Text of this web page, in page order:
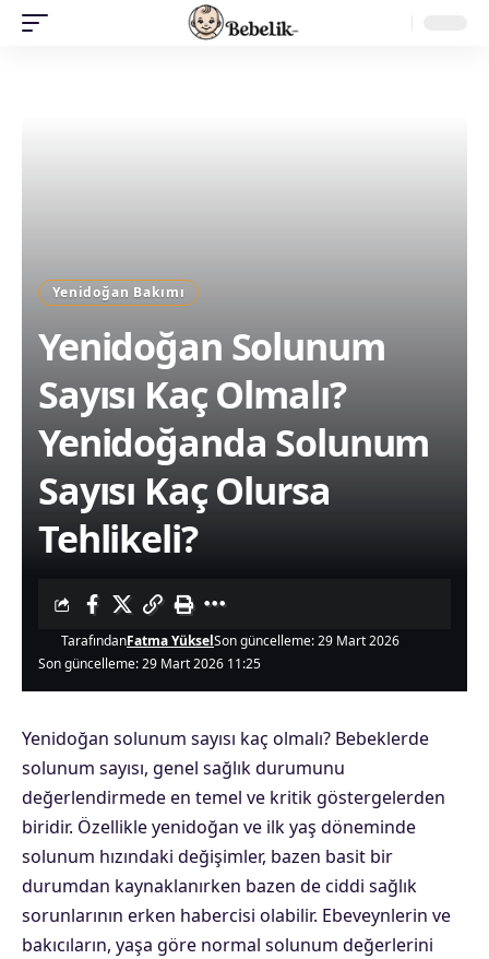
Yenidoğan Bakımı
Yenidoğan Solunum
Sayısı Kaç Olmalı?
Yenidoğanda Solunum
Sayısı Kaç Olursa
Tehlikeli?
Son güncelleme: 29 Mart 2026 11:25
TarafındanFatma YükselSon güncelleme: 29 Mart 2026
Yenidoğan solunum sayısı kaç olmalı? Bebeklerde
solunum sayısı, genel sağlık durumunu
değerlendirmede en temel ve kritik göstergelerden
biridir. Özellikle yenidoğan ve ilk yaş döneminde
solunum hızındaki değişimler, bazen basit bir
durumdan kaynaklanırken bazen de ciddi sağlık
sorunlarının erken habercisi olabilir. Ebeveynlerin ve
bakıcıların, yaşa göre normal solunum değerlerini